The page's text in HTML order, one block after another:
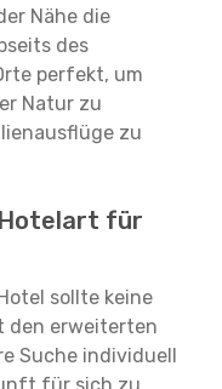
Nähe die
des
perfekt, um
Natur zu
zu
Hotelart für
sollte keine
den erweiterten
Suche individuell